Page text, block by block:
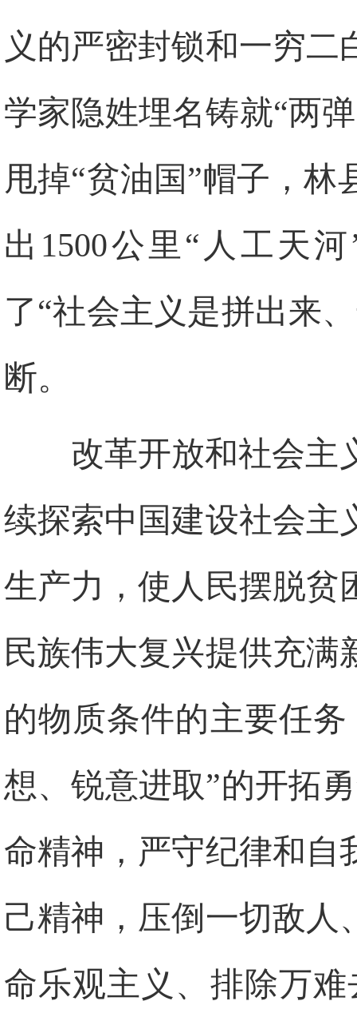
义的严密封锁和一穷
学家隐姓埋名铸就“两
甩掉“贫油国”帽子，
出1500公里“人工天
了“社会主义是拼出来
断。
改革开放和社会主
续探索中国建设社会主
生产力，使人民摆脱贫
民族伟大复兴提供充满
的物质条件的主要任
想、锐意进取”的开拓
命精神，严守纪律和自
己精神，压倒一切敌人
命乐观主义、排除万